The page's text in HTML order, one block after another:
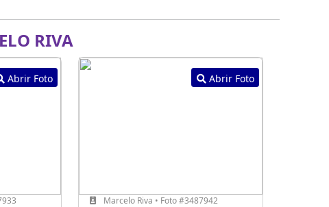
RIVA
Abrir Foto Abrir Foto
Marcelo Riva • Foto #3487942